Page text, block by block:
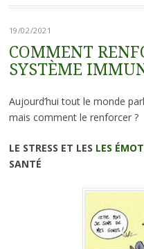
19/02/2021
COMMENT
SYSTÈME
Aujourd’hui tout le monde
mais comment le renforcer ?
LE STRESS ET LES LES
SANTÉ